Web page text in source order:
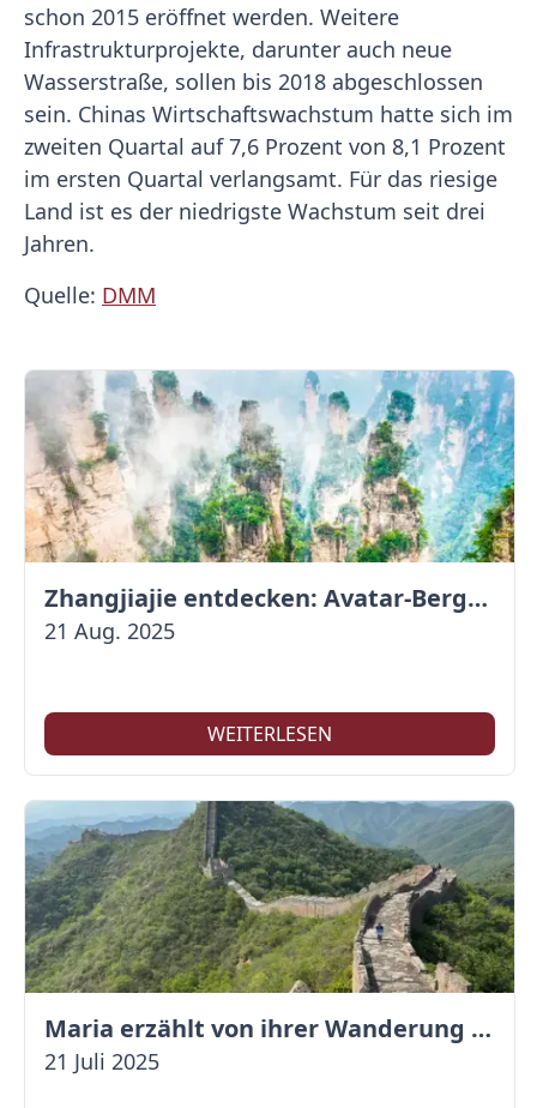
schon 2015 eröffnet werden. Weitere
Infrastrukturprojekte, darunter auch neue
Wasserstraße, sollen bis 2018 abgeschlossen
sein. Chinas Wirtschaftswachstum hatte sich im
zweiten Quartal auf 7,6 Prozent von 8,1 Prozent
im ersten Quartal verlangsamt. Für das riesige
Land ist es der niedrigste Wachstum seit drei
Jahren.
Quelle: DMM
Zhangjiajie entdecken: Avatar-Berge & Altstadt von Fenghuang
21 Aug. 2025
WEITERLESEN
Maria erzählt von ihrer Wanderung auf der Großen Mauer
21 Juli 2025